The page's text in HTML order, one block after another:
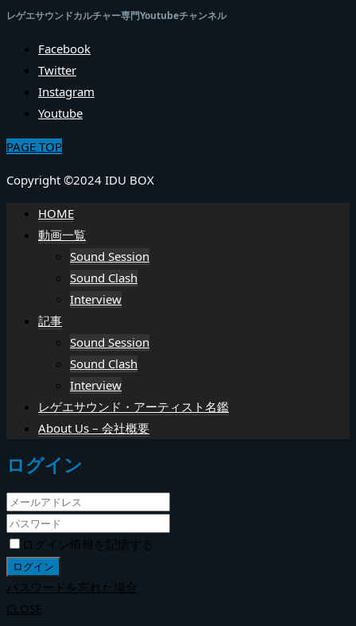
レゲエサウンドカルチャー専門Youtubeチャンネル
Facebook
Twitter
Instagram
Youtube
PAGE TOP
Copyright ©2024 IDU BOX
HOME
動画一覧
Sound Session
Sound Clash
Interview
記事
Sound Session
Sound Clash
Interview
レゲエサウンド・アーティスト名鑑
About Us – 会社概要
ログイン
ログイン情報を記憶する
パスワードを忘れた場合
CLOSE